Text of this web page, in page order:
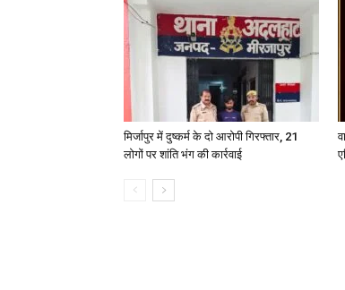
मिर्जापुर में दुष्कर्म के दो आरोपी गिरफ्तार, 21
लोगों पर शांति भंग की कार्रवाई